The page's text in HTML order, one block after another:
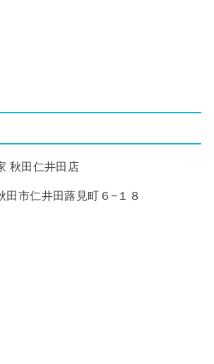
秋田仁井田店
田市仁井田蕗見町６−１８